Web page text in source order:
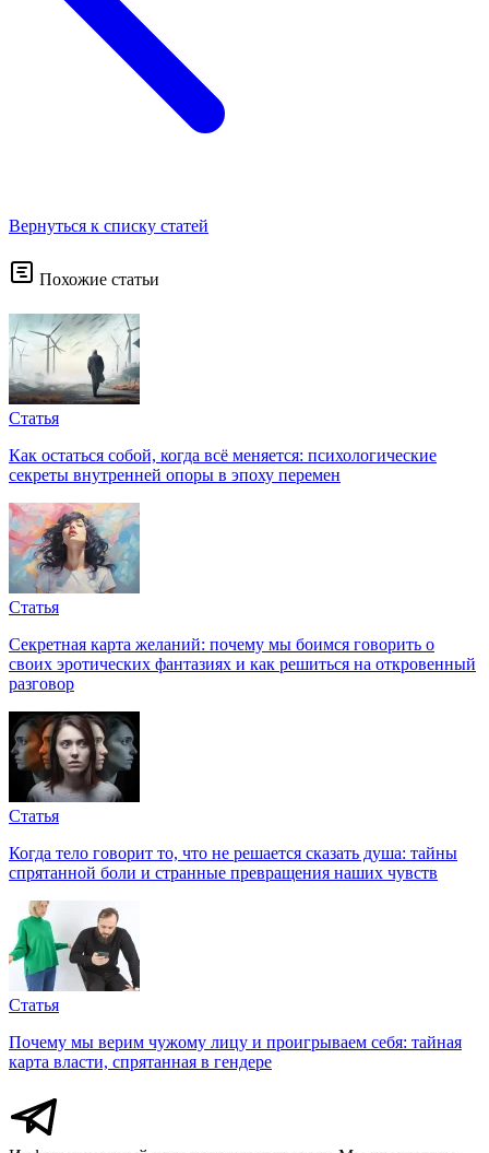
Вернуться к списку статей
Похожие статьи
Статья
Как остаться собой, когда всё меняется: психологические
секреты внутренней опоры в эпоху перемен
Статья
Секретная карта желаний: почему мы боимся говорить о
своих эротических фантазиях и как решиться на откровенный
разговор
Статья
Когда тело говорит то, что не решается сказать душа: тайны
спрятанной боли и странные превращения наших чувств
Статья
Почему мы верим чужому лицу и проигрываем себя: тайная
карта власти, спрятанная в гендере